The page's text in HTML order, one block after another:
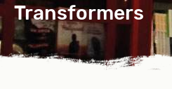
Transformers